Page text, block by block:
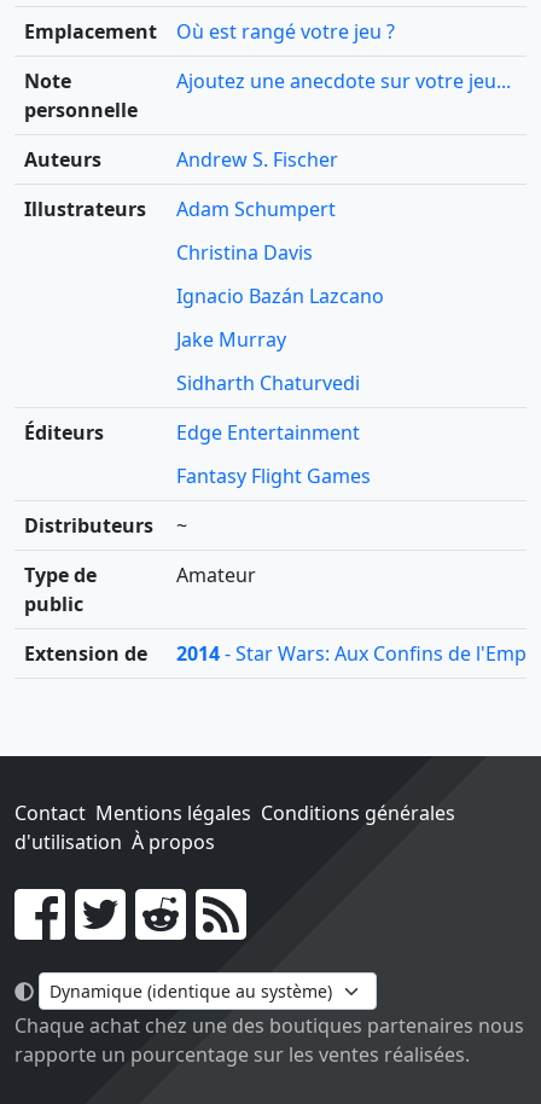
Emplacement
Où est rangé votre jeu ?
Note
personnelle
Ajoutez une anecdote sur votre jeu...
Auteurs
Andrew S. Fischer
Illustrateurs
Adam Schumpert
Christina Davis
Ignacio Bazán Lazcano
Jake Murray
Sidharth Chaturvedi
Éditeurs
Edge Entertainment
Fantasy Flight Games
Distributeurs
~
Type de
public
Amateur
Extension de 2014- Star Wars: Aux Confins de
Contact Mentions légales Conditions générales
d'utilisation À propos
Go !
Chaque achat chez une des boutiques partenaires nous
rapporte un pourcentage sur les ventes réalisées.